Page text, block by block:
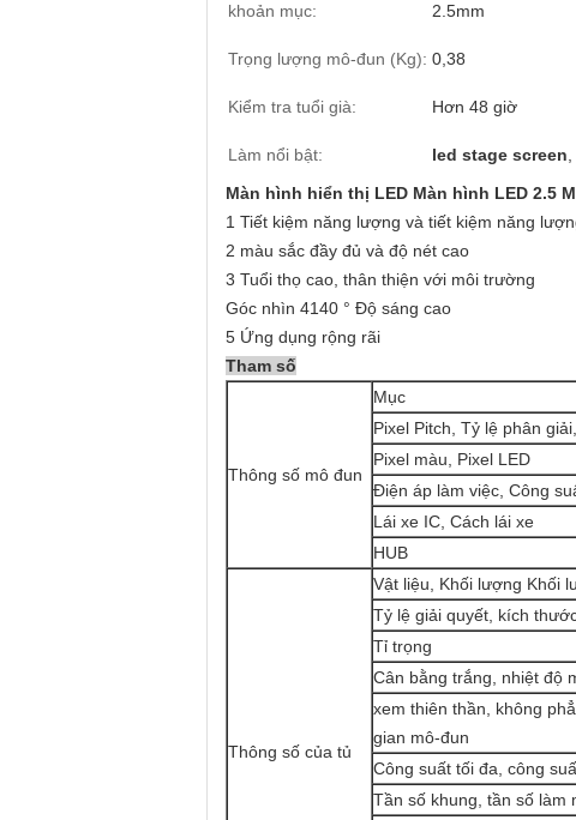
khoản mục:
2.5mm
Trọng lượng mô-đun (Kg): 0,38
Kiểm tra tuổi già: Hơn 48 giờ
Làm nổi bật: led stage screen
Màn hình hiển thị LED Màn hình LED 2.5
1 Tiết kiệm năng lượng và tiết kiệm năng
2 màu sắc đầy đủ và độ nét cao
3 Tuổi thọ cao, thân thiện với môi trường
Góc nhìn 4140 ° Độ sáng cao
5 Ứng dụng rộng rãi
Tham số
Thông số mô đun
Mục
Pixel Pitch, Tỷ lệ phân
Pixel màu, Pixel LED
Điện áp làm việc, Công
Lái xe IC, Cách lái xe
HUB
Thông số của tủ
Vật liệu, Khối lượng Khối
Tỷ lệ giải quyết, kích
Tỉ trọng
Cân bằng trắng, nhiệt độ
xem thiên thần, không
gian mô-đun
Công suất tối đa, công
Tần số khung, tần số làm